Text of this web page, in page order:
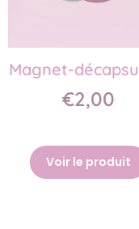
Magnet-
€2,00
Voir le produit